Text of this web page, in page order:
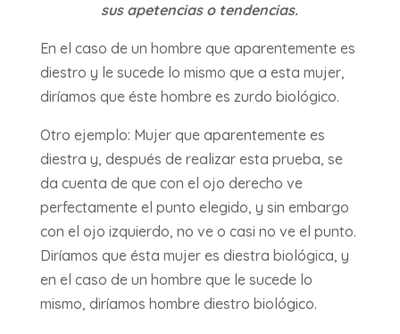
sus apetencias o tendencias.
En el caso de un hombre que aparentemente es
diestro y le sucede lo mismo que a esta mujer,
diríamos que éste hombre es zurdo biológico.
Otro ejemplo: Mujer que aparentemente es
diestra y, después de realizar esta prueba, se
da cuenta de que con el ojo derecho ve
perfectamente el punto elegido, y sin embargo
con el ojo izquierdo, no ve o casi no ve el punto.
Diríamos que ésta mujer es diestra biológica, y
en el caso de un hombre que le sucede lo
mismo, diríamos hombre diestro biológico.